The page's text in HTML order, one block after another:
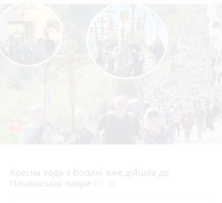
Хресна хода з Волині вже дійшла до
Почаївської лаври